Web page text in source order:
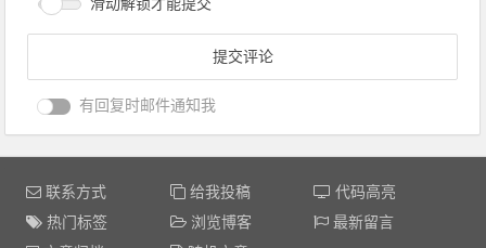
滑动解锁才能提交
有回复时邮件通知我
联系方式 给我投稿
代码高亮
热门标签
浏览博客
最新留言